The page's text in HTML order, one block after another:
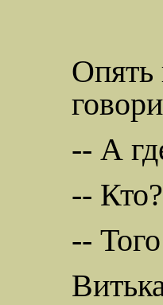
Опять
-- А
--
--